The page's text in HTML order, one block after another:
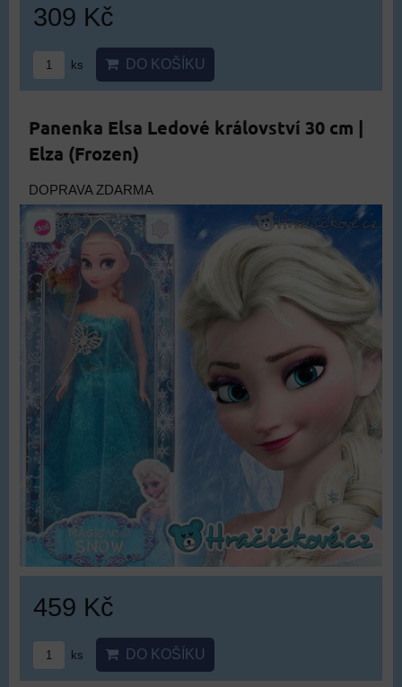
309 Kč
ks DO KOŠÍKU
Panenka Elsa Ledové království 30 cm |
Elza (Frozen)
DOPRAVA ZDARMA
459 Kč
ks DO KOŠÍKU